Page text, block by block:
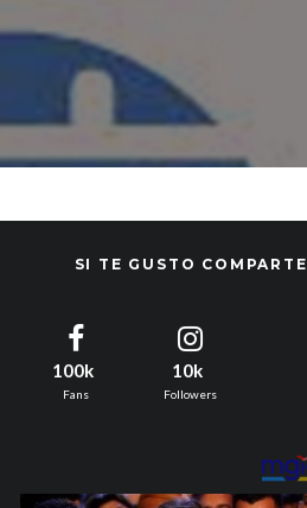
SI TE GUSTO COMPARTE
100k
Fans
10k
Followers